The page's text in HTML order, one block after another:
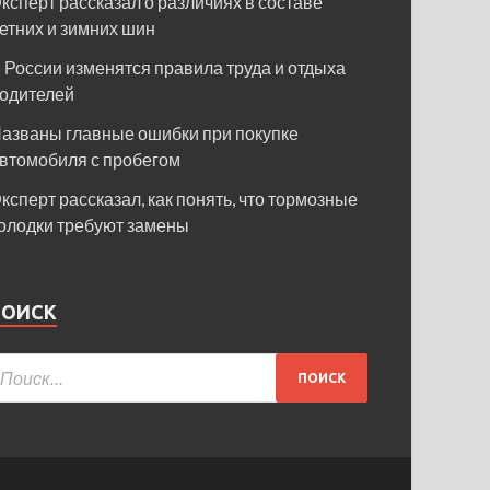
и зимних шин
России изменятся правила труда и отдыха
главные ошибки при покупке
с пробегом
рассказал, как понять, что тормозные
требуют замены